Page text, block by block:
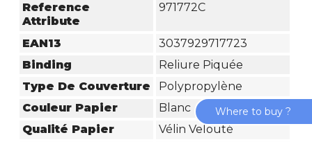
Reference
Attribute
971772C
EAN13
3037929717723
Binding
Reliure Piquée
Type De Couverture
Polypropylène
Couleur Papier
Blanc
Qualité Papier
Vélin Velouté
Where to buy ?